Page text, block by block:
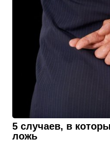
5 случаев, в
ложь